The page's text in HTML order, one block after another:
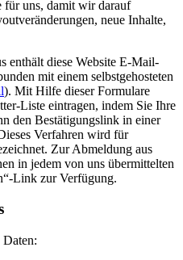
für uns, damit wir darauf
neue Inhalte,
enthält diese Website E-Mail-
mit einem selbstgehosteten
). Mit Hilfe dieser Formulare
Liste eintragen, indem Sie Ihre
den Bestätigungslink in einer
Verfahren wird für
Zur Abmeldung aus
in jedem von uns übermittelten
Link zur Verfügung.